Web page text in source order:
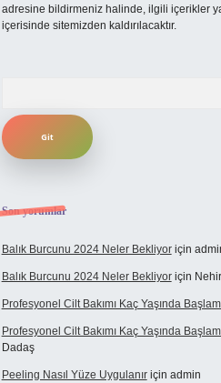
adresine bildirmeniz halinde, ilgili içerikler
içerisinde sitemizden kaldırılacaktır.
Son yorumlar
Balık Burcunu 2024 Neler Bekliyoriçin
Balık Burcunu 2024 Neler Bekliyoriçin Nehir
Profesyonel Cilt Bakımı Kaç Yaşında
Profesyonel Cilt Bakımı Kaç Yaşında
Dadaş
Peeling Nasıl Yüze Uygulanıriçin admin